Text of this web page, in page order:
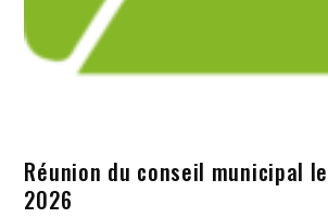
Réunion du conseil municipal
2026